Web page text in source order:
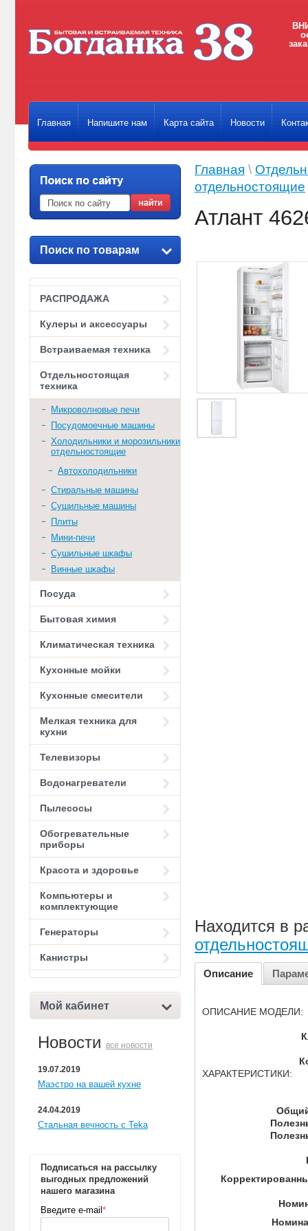
Главная Напишите нам Карта сайта Новости
Поиск по товарам
РАСПРОДАЖА
Кулеры и аксессуары
Встраиваемая техника
Отдельностоящая
техника
Микроволновые печи
Посудомоечные машины
Холодильники и морозильники
отдельностоящие
Автохолодильники
Стиральные машины
Сушильные машины
Плиты
Мини-печи
Сушильные шкафы
Винные шкафы
Посуда
Бытовая химия
Климатическая техника
Кухонные мойки
Кухонные смесители
Мелкая техника для
кухни
Телевизоры
Водонагреватели
Пылесосы
Обогревательные
приборы
Красота и здоровье
Компьютеры и
комплектующие
Генераторы
Канистры
Мой кабинет
Новости все новости
19.07.2019
Маэстро на вашей кухне
24.04.2019
Стальная вечность с Teka
Подписаться на рассылку
выгодных предложений
нашего магазина
Введите e-mail *
Главная \
отдельностоящие
Атлант
Находится в
Описание
ОПИСАНИЕ МОДЕЛИ:
ХАРАКТЕРИСТИКИ: